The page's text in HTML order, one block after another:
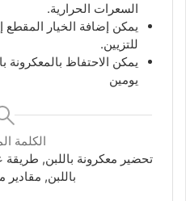
السعرات الحرارية.
يمكن إضافة الخيار
للتزيين.
يمكن الاحتفاظ بالمعكرونة
يومين
الكلمة
تحضير معكرونة باللبن, طريقة
باللبن, مقادير